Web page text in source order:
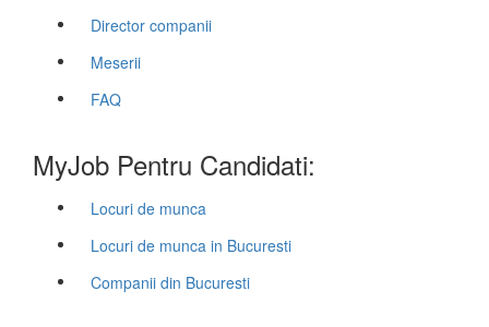
Director companii
Meserii
FAQ
MyJob Pentru Candidati:
Locuri de munca
Locuri de munca in Bucuresti
Companii din Bucuresti